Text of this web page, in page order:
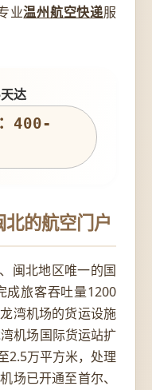
业温州航空快递服
达
400-
的航空门户
闽北地区唯一的国
成旅客吞吐量1200
湾机场的货运设施
机场国际货运站扩
2.5万平方米，处理
场已开通至首尔、